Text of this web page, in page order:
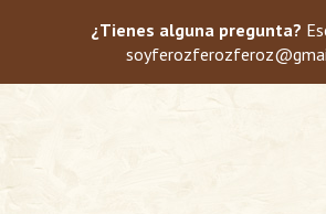
¿Tienes alguna pregunta?